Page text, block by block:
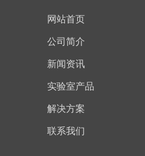
网站首页
公司简介
新闻资讯
实验室产品
解决方案
联系我们